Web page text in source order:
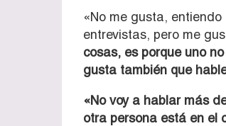
«No me gusta,
entrevistas, pero me
cosas, es porque uno
gusta también que
«No voy a hablar más
otra persona está en el